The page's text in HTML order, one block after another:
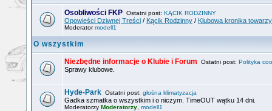
Osobliwości FKP Ostatni post: KĄCIK RODZINNY
Opowieści Dziwnej Treści / Kącik Rodzinny / Klubowa kronika
Moderatormodell1
O wszystkim
Niezbędne informacje o Klubie i Forum Ostatni post: Polityka
Sprawy klubowe.
Hyde-Park Ostatni post: głośna klimatyzacja
Gadka szmatka o wszystkim i o niczym. TimeOUT wątku 14 dni.
Moderatorzy Moderatorzy modell1